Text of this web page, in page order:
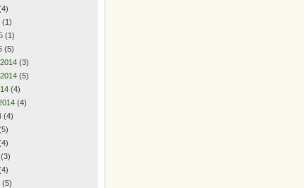
(1)
(1)
(5)
(3)
(5)
(4)
(4)
(4)
(3)
(5)